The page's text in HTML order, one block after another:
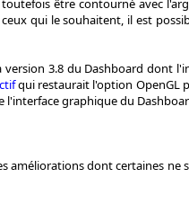
qui le souhaitent, il est
3.8 du Dashboard dont
qui restaurait l'option OpenGL
l'interface graphique du
améliorations dont certaines